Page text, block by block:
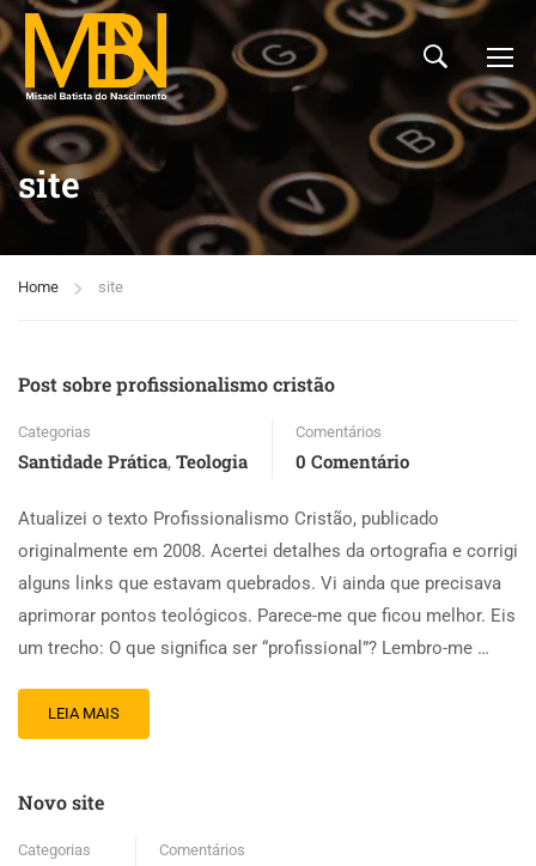
site
Home site
Post sobre profissionalismo cristão
Categorias
Santidade Prática, Teologia
Comentários
0 Comentário
Atualizei o texto Profissionalismo Cristão, publicado
originalmente em 2008. Acertei detalhes da ortografia e corrigi
alguns links que estavam quebrados. Vi ainda que precisava
aprimorar pontos teológicos. Parece-me que ficou melhor. Eis
um trecho: O que significa ser “profissional”? Lembro-me …
LEIA MAIS
Novo site
Categorias Comentários